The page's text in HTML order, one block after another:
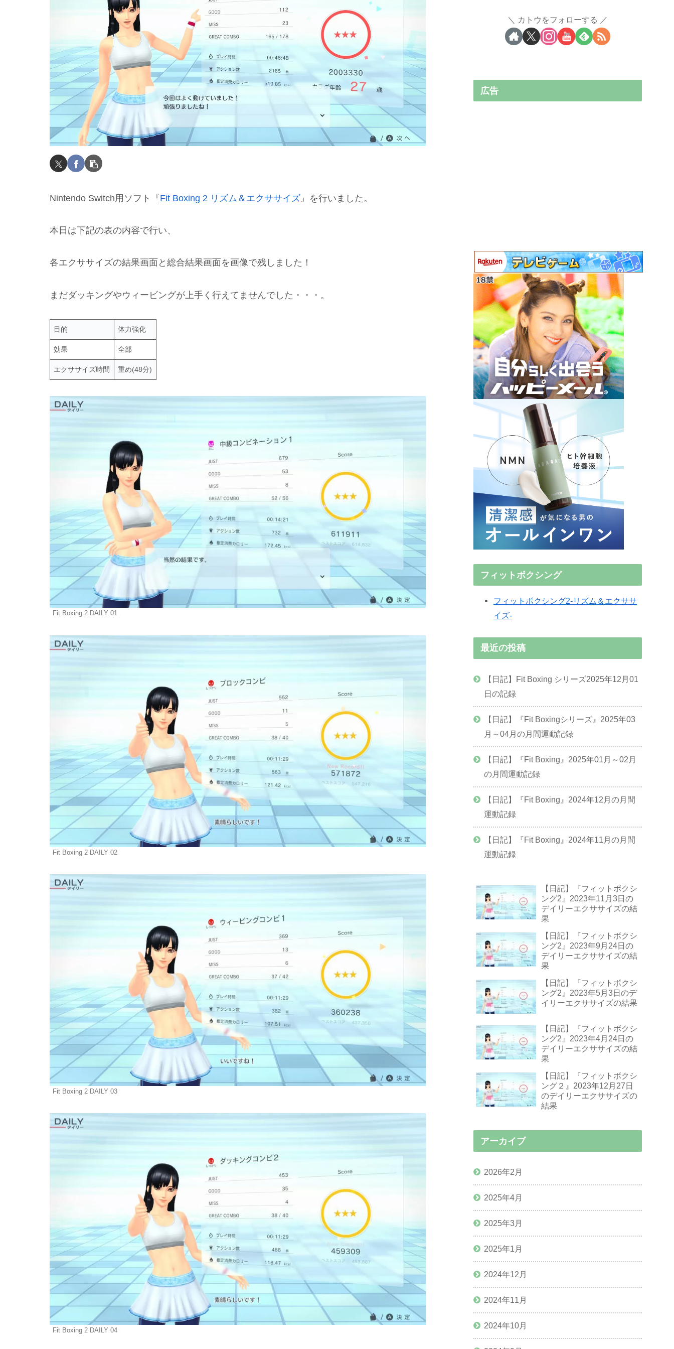
Nintendo Switch用ソフト『Fit Boxing 2 リズム＆エクササイズ 』を行いました。
本日は下記の表の内容で行い、
各エクササイズの結果画面と総合結果画面を画像で残しました！
まだダッキングやウィービングが上手く行えてませんでした・・・。
目的 体力強化
効果 全部
エクササイズ時間 重め(48分)
Fit Boxing 2 DAILY 01
Fit Boxing 2 DAILY 02
Fit Boxing 2 DAILY 03
Fit Boxing 2 DAILY 04
カトウをフォローする
広告
フィットボクシング
フィットボクシング2-リズム＆エクササ
イズ-
最近の投稿
【日記】Fit Boxing シリーズ2025年12月01
日の記録
【日記】『Fit Boxingシリーズ』2025年03
月～04月の月間運動記録
【日記】『Fit Boxing』2025年01月～02月
の月間運動記録
【日記】『Fit Boxing』2024年12月の月間
運動記録
【日記】『Fit Boxing』2024年11月の月間
運動記録
【日記】『フィットボクシ
ング2』2023年11月3日の
デイリーエクササイズの結
果
【日記】『フィットボクシ
ング2』2023年9月24日の
デイリーエクササイズの結
果
【日記】『フィットボクシ
ング2』2023年5月3日のデ
イリーエクササイズの結果
【日記】『フィットボクシ
ング2』2023年4月24日の
デイリーエクササイズの結
果
【日記】『フィットボクシ
ング２』2023年12月27日
のデイリーエクササイズの
結果
アーカイブ
2026年2月
2025年4月
2025年3月
2025年1月
2024年12月
2024年11月
2024年10月